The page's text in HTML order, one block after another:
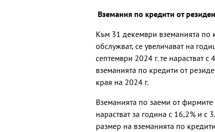
Вземания по кредити от
Към 31 декември вземанията по
обслужват, се увеличават на
септември 2024 г. те нарастват
вземанията по кредити от
края на 2024 г.
Вземанията по заеми от
нарастват за година с 16,2% и с
размер на вземанията по